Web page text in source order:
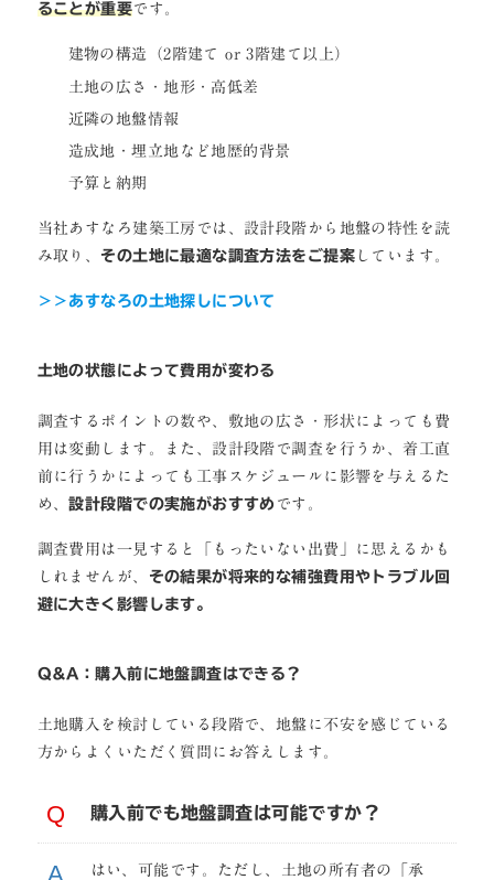
ることが重要です。
建物の構造（2階建て or 3階建て以上）
土地の広さ・地形・高低差
近隣の地盤情報
造成地・埋立地など地歴的背景
予算と納期
当社あすなろ建築工房では、設計段階から地盤の特性を読
み取り、 その土地に最適な調査方法をご提案 しています。
＞＞あすなろの土地探しについて
土地の状態によって費用が変わる
調査するポイントの数や、敷地の広さ・形状によっても費
用は変動します。また、設計段階で調査を行うか、着工直
前に行うかによっても工事スケジュールに影響を与えるた
め、設計段階での実施がおすすめ です。
調査費用は一見すると「もったいない出費」に思えるかも
しれませんが、
その結果が将来的な補強費用やトラブル回
避に大きく影響します。
Q&A：購入前に地盤調査はできる？
土地購入を検討している段階で、地盤に不安を感じている
方からよくいただく質問にお答えします。
購入前でも地盤調査は可能ですか？
はい、可能です。ただし、土地の所有者の「承